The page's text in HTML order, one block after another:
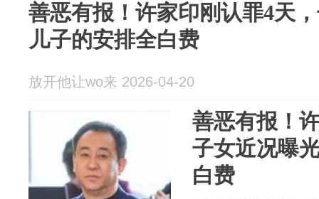
善恶有报！许家印刚认罪4天
儿子的安排全白费
放开他让wo来 2026-04-20
善恶有报！
子女近况曝
白费